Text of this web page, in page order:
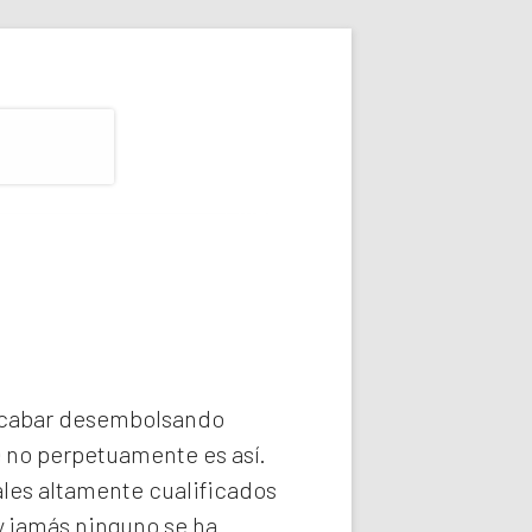
desembolsando
perpetuamente es así.
altamente cualificados
ninguno se ha